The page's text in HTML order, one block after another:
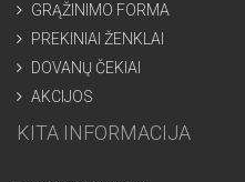
GRĄŽINIMO FORMA
PREKINIAI ŽENKLAI
DOVANŲ ČEKIAI
AKCIJOS
KITA INFORMACIJA